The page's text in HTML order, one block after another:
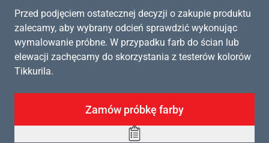
Przed podjęciem ostatecznej decyzji o zakupie produktu
zalecamy, aby wybrany odcień sprawdzić wykonując
wymalowanie próbne. W przypadku farb do ścian lub
elewacji zachęcamy do skorzystania z testerów kolorów
Tikkurila.
Zamów próbkę farby
Add